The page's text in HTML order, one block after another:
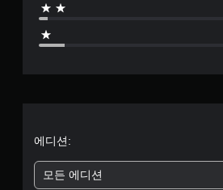
에디션:
모든 에디션